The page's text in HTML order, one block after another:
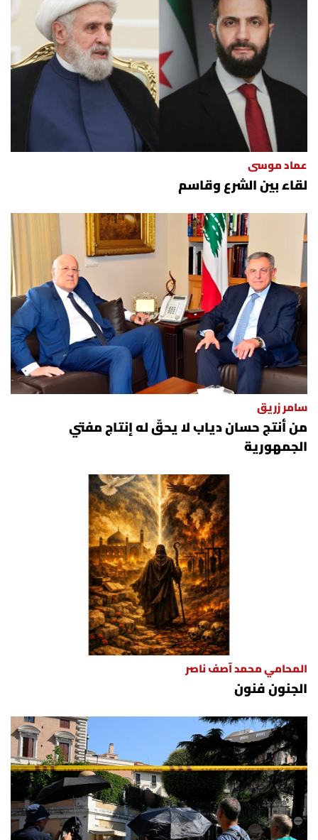
عماد موسى
لقاء بين الشرع وقاسم
سامر زريق
من أنتج حسان دياب لا يحقّ له إنتاج مفتي
الجمهورية
المحامي محمد آصف ناصر
الجنون فنون